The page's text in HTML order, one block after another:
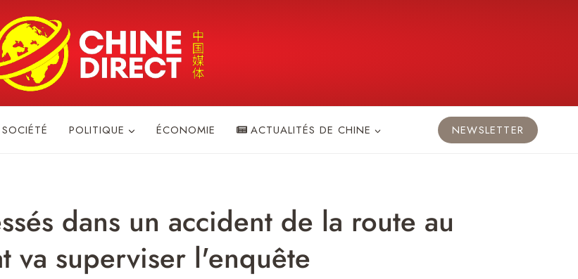
POLITIQUE ÉCONOMIE ACTUALITÉS DE CHINE NEWSLETTER
dans un accident de la route au
va superviser l'enquête